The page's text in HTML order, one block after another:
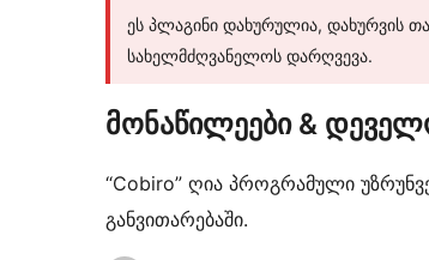
ეს პლაგინი დახურულია, დახურვის
სახელმძღვანელოს დარღვევა.
მონაწილეები &
“Cobiro” ღია პროგრამული
განვითარებაში.